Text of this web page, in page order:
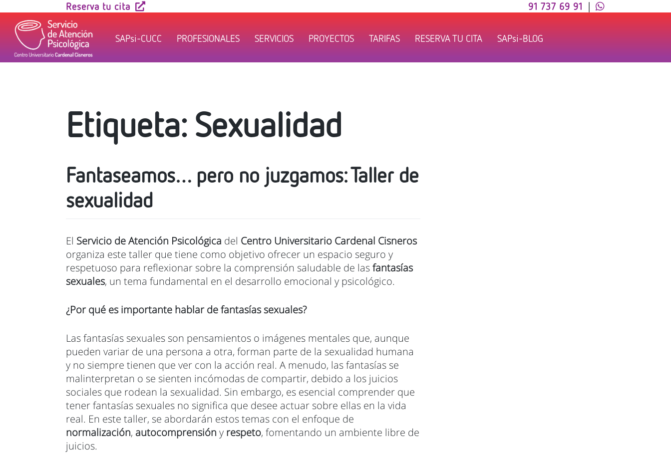
content
Reserva tu cita 91 737 69 91 |
SAPsi-CUCC PROFESIONALES SERVICIOS PROYECTOS TARIFAS RESERVA TU CITA SAPsi-BLOG
Etiqueta: Sexualidad
Fantaseamos… pero no juzgamos: Taller de
sexualidad
El Servicio de Atención Psicológica del Centro Universitario Cardenal Cisneros
organiza este taller que tiene como objetivo ofrecer un espacio seguro y
respetuoso para reflexionar sobre la comprensión saludable de lasfantasías
sexuales, un tema fundamental en el desarrollo emocional y psicológico.
¿Por qué es importante hablar de fantasías sexuales?
Las fantasías sexuales son pensamientos o imágenes mentales que, aunque
pueden variar de una persona a otra, forman parte de la sexualidad humana
y no siempre tienen que ver con la acción real. A menudo, las fantasías se
malinterpretan o se sienten incómodas de compartir, debido a los juicios
sociales que rodean la sexualidad. Sin embargo, es esencial comprender que
tener fantasías sexuales no significa que desee actuar sobre ellas en la vida
real. En este taller, se abordarán estos temas con el enfoque de
normalización, autocomprensión y respeto, fomentando un ambiente libre de
juicios.